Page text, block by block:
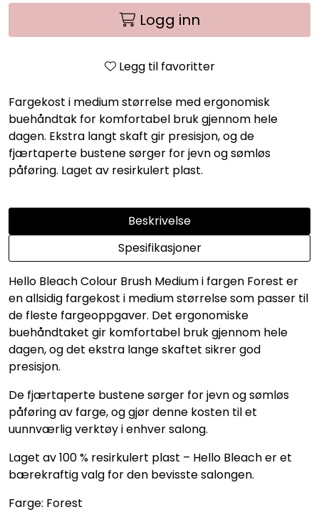
Logg inn
Legg til favoritter
Fargekost i medium størrelse med ergonomisk
buehåndtak for komfortabel bruk gjennom hele
dagen. Ekstra langt skaft gir presisjon, og de
fjærtaperte bustene sørger for jevn og sømløs
påføring. Laget av resirkulert plast.
Beskrivelse
Spesifikasjoner
Hello Bleach Colour Brush Medium i fargen Forest er
en allsidig fargekost i medium størrelse som passer til
de fleste fargeoppgaver. Det ergonomiske
buehåndtaket gir komfortabel bruk gjennom hele
dagen, og det ekstra lange skaftet sikrer god
presisjon.
De fjærtaperte bustene sørger for jevn og sømløs
påføring av farge, og gjør denne kosten til et
uunnværlig verktøy i enhver salong.
Laget av 100 % resirkulert plast – Hello Bleach er et
bærekraftig valg for den bevisste salongen.
Farge: Forest